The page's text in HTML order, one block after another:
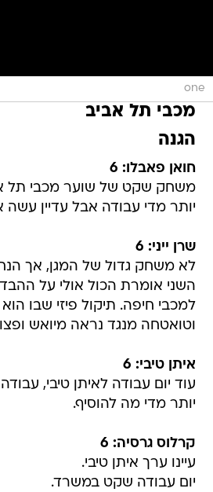
one
מכבי תל אביב
הגנה
חואן פאבלו: 6
משחק שקט של שוער מכבי תל
יותר מדי עבודה אבל עדיין עשה
שרן ייני: 6
לא משחק גדול של המגן, אך
השני אומרת הכול אולי על
למכבי חיפה. תיקול פיזי שבו
וטואטחה מנגד נראה מיואש
איתן טיבי: 6
עוד יום עבודה לאיתן טיבי,
יותר מדי מה להוסיף.
קרלוס גרסיה: 6
עיינו ערך איתן טיבי.
יום עבודה שקט במשרד.